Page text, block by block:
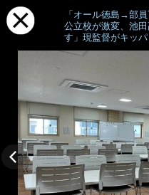
「オール徳島→部
公立校が激変、池
す」現監督がキッパ